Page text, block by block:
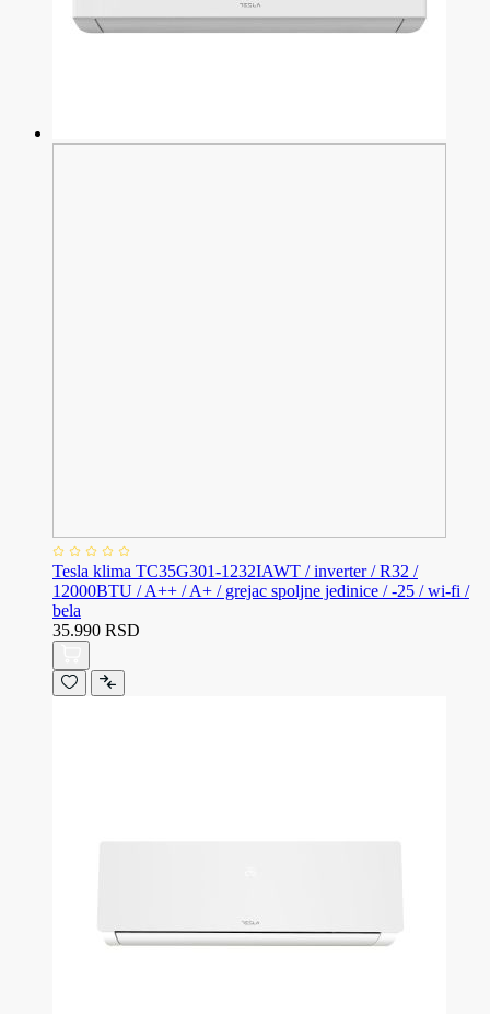
Tesla klima TC35G301-1232IAWT / inverter / R32 /
12000BTU / A++ / A+ / grejac spoljne jedinice / -25 / wi-fi /
bela
35.990 RSD